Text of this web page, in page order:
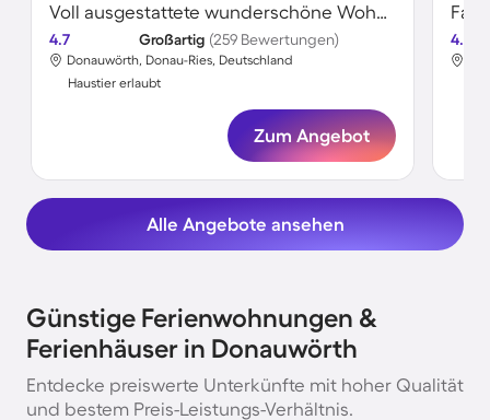
Voll ausgestattete wunderschöne Wohnung mit Grill und Garten | Haustiere sind willkommen
4.7 Großartig (259 Bewertungen)
Donauwörth, Donau-Ries, Deutschland
Haustier erlaubt
Zum Angebot
4.7
Alle Angebote ansehen
Günstige Ferienwohnungen &
Ferienhäuser in Donauwörth
Entdecke preiswerte Unterkünfte mit hoher Qualität
und bestem Preis-Leistungs-Verhältnis.